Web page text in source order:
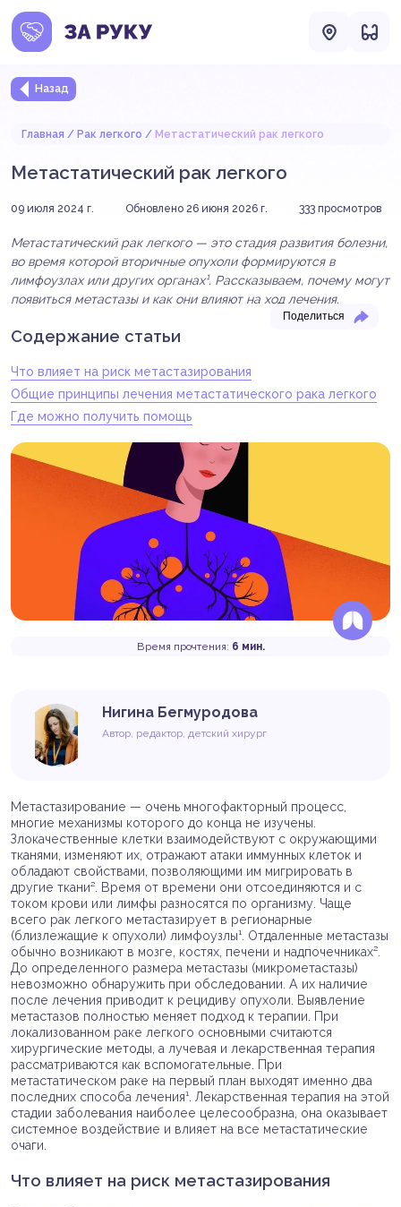
Назад
Главная Рак легкого Метастатический рак легкого
Метастатический рак легкого
09 июля 2024 г. Обновлено 26 июня 2026 г. 333 просмотров
Поделиться
Метастатический рак легкого — это стадия развития болезни,
во время которой вторичные опухоли формируются в
лимфоузлах или других органах¹. Рассказываем, почему могут
появиться метастазы и как они влияют на ход лечения.
Содержание статьи
Что влияет на риск метастазирования
Общие принципы лечения метастатического рака легкого
Где можно получить помощь
Время прочтения: 6 мин.
Нигина Бегмуродова
Автор, редактор, детский хирург
Метастазирование — очень многофакторный процесс,
многие механизмы которого до конца не изучены.
Злокачественные клетки взаимодействуют с окружающими
тканями, изменяют их, отражают атаки иммунных клеток и
обладают свойствами, позволяющими им мигрировать в
другие ткани². Время от времени они отсоединяются и с
током крови или лимфы разносятся по организму. Чаще
всего рак легкого метастазирует в регионарные
(близлежащие к опухоли) лимфоузлы¹. Отдаленные метастазы
обычно возникают в мозге, костях, печени и надпочечниках².
До определенного размера метастазы (микрометастазы)
невозможно обнаружить при обследовании. А их наличие
после лечения приводит к рецидиву опухоли. Выявление
метастазов полностью меняет подход к терапии. При
локализованном раке легкого основными считаются
хирургические методы, а лучевая и лекарственная терапия
рассматриваются как вспомогательные. При
метастатическом раке на первый план выходят именно два
последних способа лечения¹. Лекарственная терапия на этой
стадии заболевания наиболее целесообразна, она оказывает
системное воздействие и влияет на все метастатические
очаги.
Что влияет на риск метастазирования